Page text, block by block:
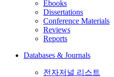
Ebooks
Dissertations
Conference Materials
Reviews
Reports
Databases & Journals
전자저널 리스트